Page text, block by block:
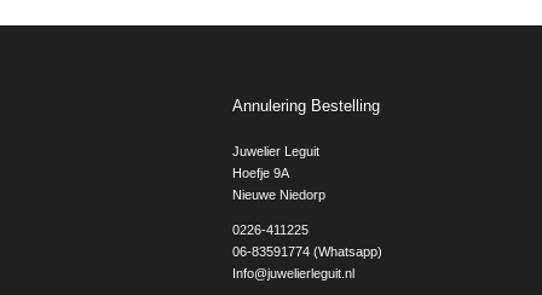
Annulering Bestelling
Juwelier Leguit
Hoefje 9A
Nieuwe Niedorp
0226-411225
06-83591774 (Whatsapp)
Info@juwelierleguit.nl